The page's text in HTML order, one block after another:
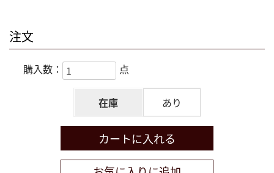
注文
購入数： 点
在庫 あり